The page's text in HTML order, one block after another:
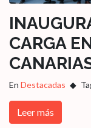
CARGA
En Destacadas
Leer más